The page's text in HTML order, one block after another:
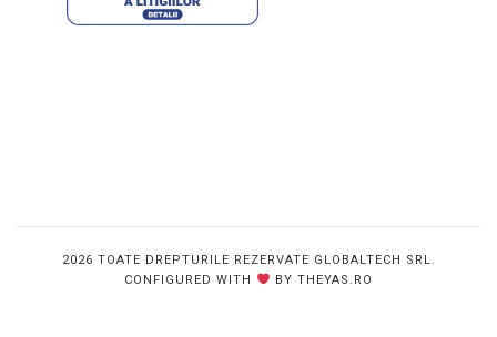
2026 TOATE DREPTURILE REZERVATE GLOBALTECH SRL.
CONFIGURED WITH
BY THEYAS.RO